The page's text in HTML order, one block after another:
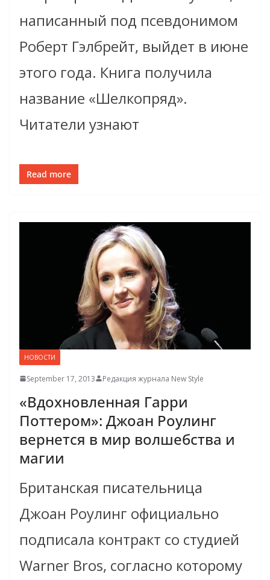
написанный под псевдонимом
Роберт Гэлбрейт, выйдет в июне
этого года. Книга получила
название «Шелкопряд».
Читатели узнают
Read more
НОВОСТИ
September 17, 2013 Редакция журнала New Style
«Вдохновленная Гарри
Поттером»: Джоан Роулинг
вернется в мир волшебства и
магии
Британская писательница
Джоан Роулинг официально
подписала контракт со студией
Warner Bros, согласно которому